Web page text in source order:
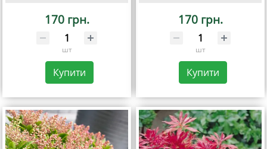
170 грн.
шт
Купити
170 грн.
шт
Купити